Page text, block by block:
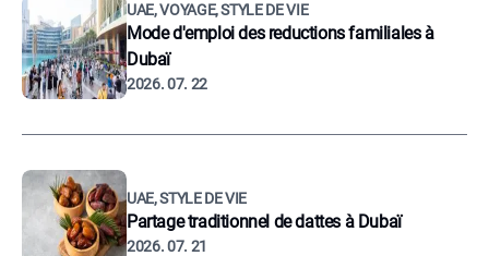
UAE, VOYAGE, STYLE DE VIE
Mode d'emploi des reductions familiales à
Dubaï
2026. 07. 22
UAE, STYLE DE VIE
Partage traditionnel de dattes à Dubaï
2026. 07. 21